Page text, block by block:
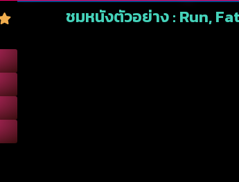
ชมหนังตัวอย่าง : Run,